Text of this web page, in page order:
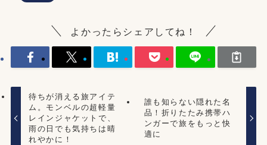
よかったらシェアしてね！
待ちが消える旅アイテ
ム。モンベルの超軽量
レインジャケットで、
雨の日でも気持ちは晴
れやかに！
誰も知らない隠れた名
品！折りたたみ携帯ハ
ンガーで旅をもっと快
適に